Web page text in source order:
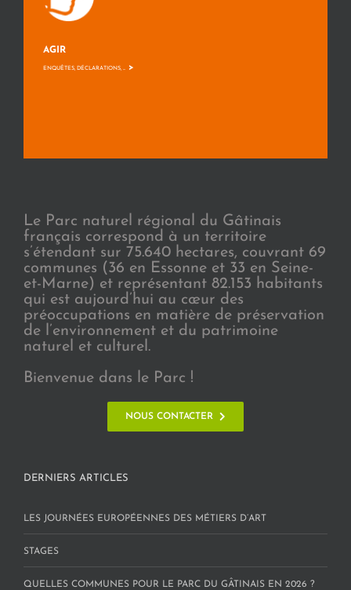
AGIR
ENQUÊTES, DÉCLARATIONS, ... >
Le Parc naturel régional du Gâtinais
français correspond à un territoire
s’étendant sur 75.640 hectares, couvrant 69
communes (36 en Essonne et 33 en Seine-
et-Marne) et représentant 82.153 habitants
qui est aujourd’hui au cœur des
préoccupations en matière de préservation
de l’environnement et du patrimoine
naturel et culturel.
Bienvenue dans le Parc !
NOUS CONTACTER
DERNIERS ARTICLES
LES JOURNÉES EUROPÉENNES DES MÉTIERS D’ART
STAGES
QUELLES COMMUNES POUR LE PARC DU GÂTINAIS EN 2026 ?